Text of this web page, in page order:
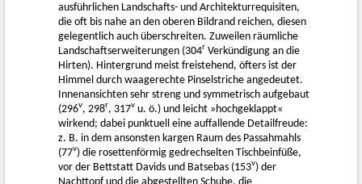
ausführlichen Landschafts- und Architekturrequisiten,
die oft bis nahe an den oberen Bildrand reichen, diesen
gelegentlich auch überschreiten. Zuweilen räumliche
Landschaftserweiterungen (304r Verkündigung an die
Hirten). Hintergrund meist freistehend, öfters ist der
Himmel durch waagerechte Pinselstriche angedeutet.
Innenansichten sehr streng und symmetrisch aufgebaut
(296v, 298r, 317v u. ö.) und leicht »hochgeklappt«
wirkend; dabei punktuell eine auffallende Detailfreude:
z. B. in dem ansonsten kargen Raum des Passahmahls
(77v) die rosettenförmig gedrechselten Tischbeinfüße,
vor der Bettstatt Davids und Batsebas (153v) der